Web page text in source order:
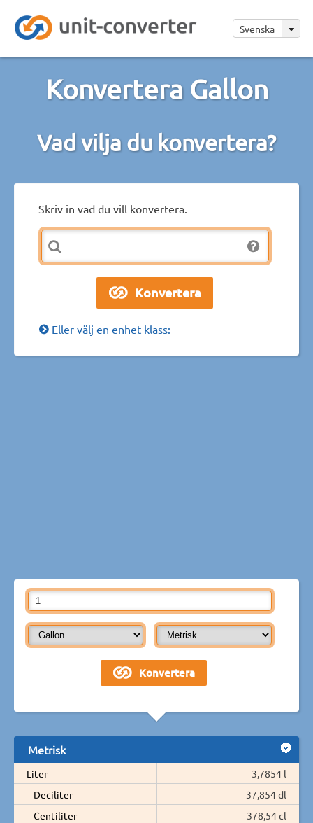
Svenska
Konvertera Gallon
Vad vilja du konvertera?
Skriv in vad du vill konvertera.
Eller välj en enhet klass:
Metrisk
Liter
3,7854 l
Deciliter
37,854 dl
Centiliter
378,54 cl